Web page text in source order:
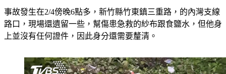
事故發生在2/4傍晚6點多，新竹縣竹東鎮三重路，的內灣支線
路口，現場還遺留一些，幫傷患急救的紗布跟食鹽水，但他身
上並沒有任何證件，因此身分還需要釐清。